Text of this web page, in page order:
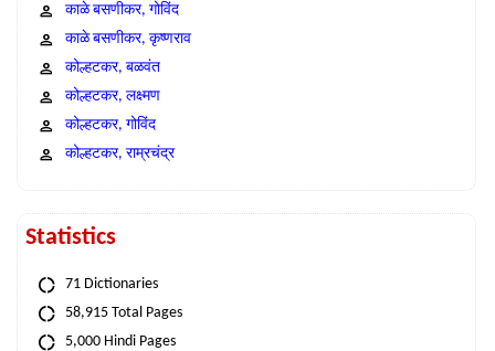
काळे बसणीकर, गोविंद
काळे बसणीकर, कृष्णराव
कोल्हटकर, बळवंत
कोल्हटकर, लक्ष्मण
कोल्हटकर, गोविंद
कोल्हटकर, राम्रचंद्र
Statistics
71 Dictionaries
58,915 Total Pages
5,000 Hindi Pages